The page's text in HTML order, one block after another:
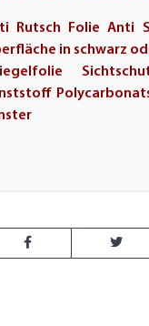
Rutsch Folie Anti
in schwarz